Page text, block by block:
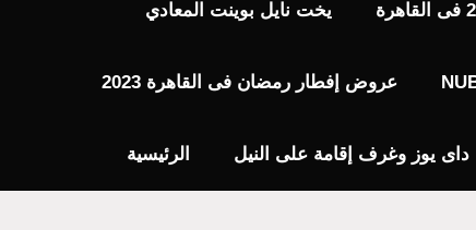
يخت نايل بوينت المعادي
عروض إفطار رمضان فى القاهرة 2023
داى يوز وغرف إقامة على النيل الرئيسية